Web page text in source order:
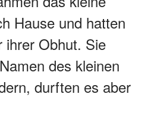
Hause und hatten
ihrer Obhut. Sie
des kleinen
durften es aber